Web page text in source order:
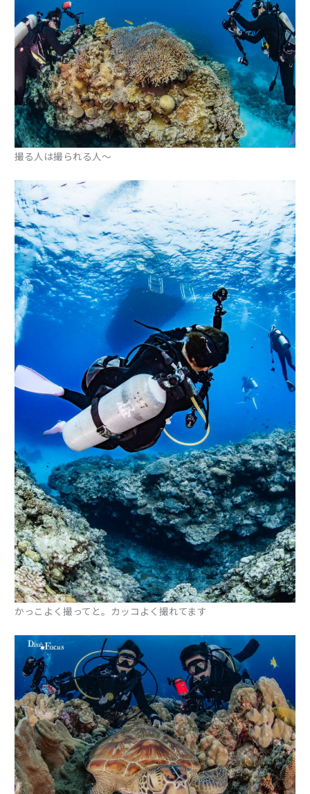
撮る人は撮られる人〜
かっこよく撮ってと。カッコよく撮れてます